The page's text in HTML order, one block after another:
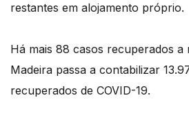
restantes em alojamento próprio.
Há mais 88 casos recuperados
Madeira passa a contabilizar
recuperados de COVID-19.